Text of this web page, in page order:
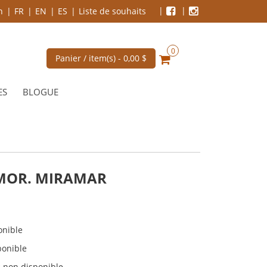
FR EN ES Liste de souhaits
Panier / item(s) - 0,00 $
0
BLOGUE
MIRAMAR